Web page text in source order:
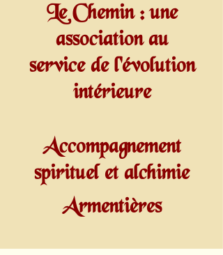
Le Chemin : une
association au
service de l'évolution
intérieure
Accompagnement
spirituel et alchimie
Armentières